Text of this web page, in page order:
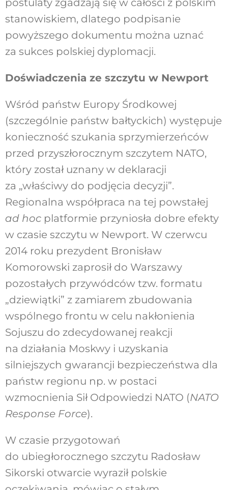
postulaty zgadzają się w całości z polskim
stanowiskiem, dlatego podpisanie
powyższego dokumentu można uznać
za sukces polskiej dyplomacji.
Doświadczenia ze szczytu w Newport
Wśród państw Europy Środkowej
(szczególnie państw bałtyckich) występuje
konieczność szukania sprzymierzeńców
przed przyszłorocznym szczytem NATO,
który został uznany w deklaracji
za „właściwy do podjęcia decyzji”.
Regionalna współpraca na tej powstałej
ad hocplatformie przyniosła dobre efekty
w czasie szczytu w Newport. W czerwcu
2014 roku prezydent Bronisław
Komorowski zaprosił do Warszawy
pozostałych przywódców tzw. formatu
„dziewiątki” z zamiarem zbudowania
wspólnego frontu w celu nakłonienia
Sojuszu do zdecydowanej reakcji
na działania Moskwy i uzyskania
silniejszych gwarancji bezpieczeństwa dla
państw regionu np. w postaci
wzmocnienia Sił Odpowiedzi NATO (NATO
Response Force).
W czasie przygotowań
do ubiegłorocznego szczytu Radosław
Sikorski otwarcie wyraził polskie